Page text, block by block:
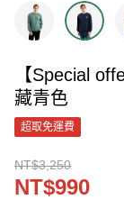
【Special
藏青色
超取免運費
NT$3,250
NT$990